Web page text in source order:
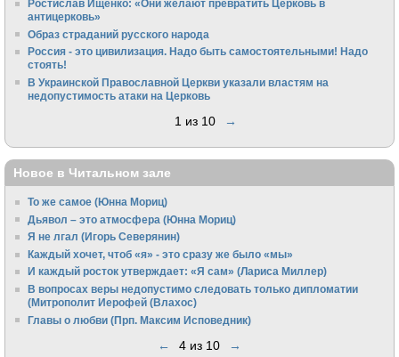
Ростислав Ищенко: «Они желают превратить Церковь в
антицерковь»
Образ страданий русского народа
Россия - это цивилизация. Надо быть самостоятельными! Надо
стоять!
В Украинской Православной Церкви указали властям на
недопустимость атаки на Церковь
1 из 10 →
Новое в Читальном зале
То же самое (Юнна Мориц)
Дьявол – это атмосфера (Юнна Мориц)
Я не лгал (Игорь Северянин)
Каждый хочет, чтоб «я» - это сразу же было «мы»
И каждый росток утверждает: «Я сам» (Лариса Миллер)
В вопросах веры недопустимо следовать только дипломатии
(Митрополит Иерофей (Влахос)
Главы о любви (Прп. Максим Исповедник)
← 4 из 10 →